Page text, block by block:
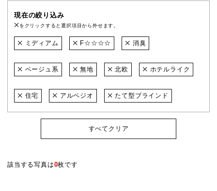
現在の絞り込み
をクリックすると選択項目から外せます。
ミディアム F☆☆☆☆ 消臭
ベージュ系 無地 北欧 ホテルライク
住宅 アルペジオ たて型ブラインド
すべてクリア
該当する写真は0枚です